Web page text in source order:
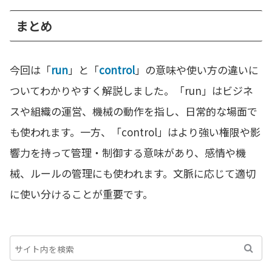
まとめ
今回は「run」と「control」の意味や使い方の違いに
ついてわかりやすく解説しました。「run」はビジネ
スや組織の運営、機械の動作を指し、日常的な場面で
も使われます。一方、「control」はより強い権限や影
響力を持って管理・制御する意味があり、感情や機
械、ルールの管理にも使われます。文脈に応じて適切
に使い分けることが重要です。